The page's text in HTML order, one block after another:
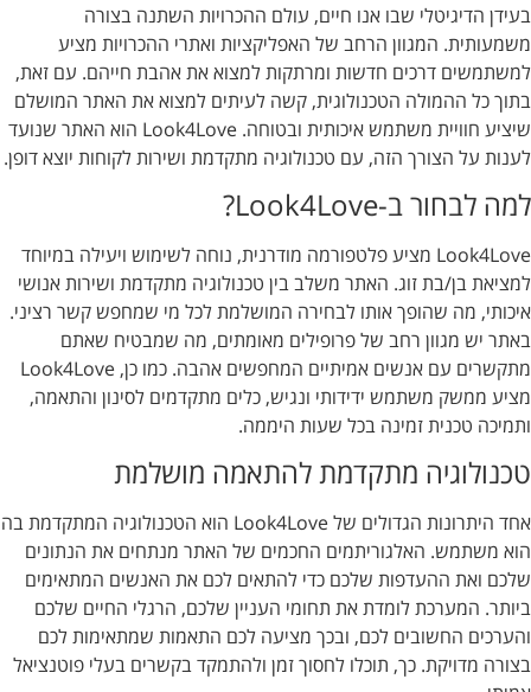
בעידן הדיגיטלי שבו אנו חיים, עולם ההכרויות השתנה בצורה
משמעותית. המגוון הרחב של האפליקציות ואתרי ההכרויות מציע
למשתמשים דרכים חדשות ומרתקות למצוא את אהבת חייהם. עם זאת,
בתוך כל ההמולה הטכנולוגית, קשה לעיתים למצוא את האתר המושלם
שיציע חוויית משתמש איכותית ובטוחה. Look4Love הוא האתר שנועד
לענות על הצורך הזה, עם טכנולוגיה מתקדמת ושירות לקוחות יוצא דופן.
למה לבחור ב-Look4Love?
Look4Love מציע פלטפורמה מודרנית, נוחה לשימוש ויעילה במיוחד
למציאת בן/בת זוג. האתר משלב בין טכנולוגיה מתקדמת ושירות אנושי
איכותי, מה שהופך אותו לבחירה המושלמת לכל מי שמחפש קשר רציני.
באתר יש מגוון רחב של פרופילים מאומתים, מה שמבטיח שאתם
מתקשרים עם אנשים אמיתיים המחפשים אהבה. כמו כן, Look4Love
מציע ממשק משתמש ידידותי ונגיש, כלים מתקדמים לסינון והתאמה,
ותמיכה טכנית זמינה בכל שעות היממה.
טכנולוגיה מתקדמת להתאמה מושלמת
אחד היתרונות הגדולים של Look4Love הוא הטכנולוגיה המתקדמת בה
הוא משתמש. האלגוריתמים החכמים של האתר מנתחים את הנתונים
שלכם ואת ההעדפות שלכם כדי להתאים לכם את האנשים המתאימים
ביותר. המערכת לומדת את תחומי העניין שלכם, הרגלי החיים שלכם
והערכים החשובים לכם, ובכך מציעה לכם התאמות שמתאימות לכם
בצורה מדויקת. כך, תוכלו לחסוך זמן ולהתמקד בקשרים בעלי פוטנציאל